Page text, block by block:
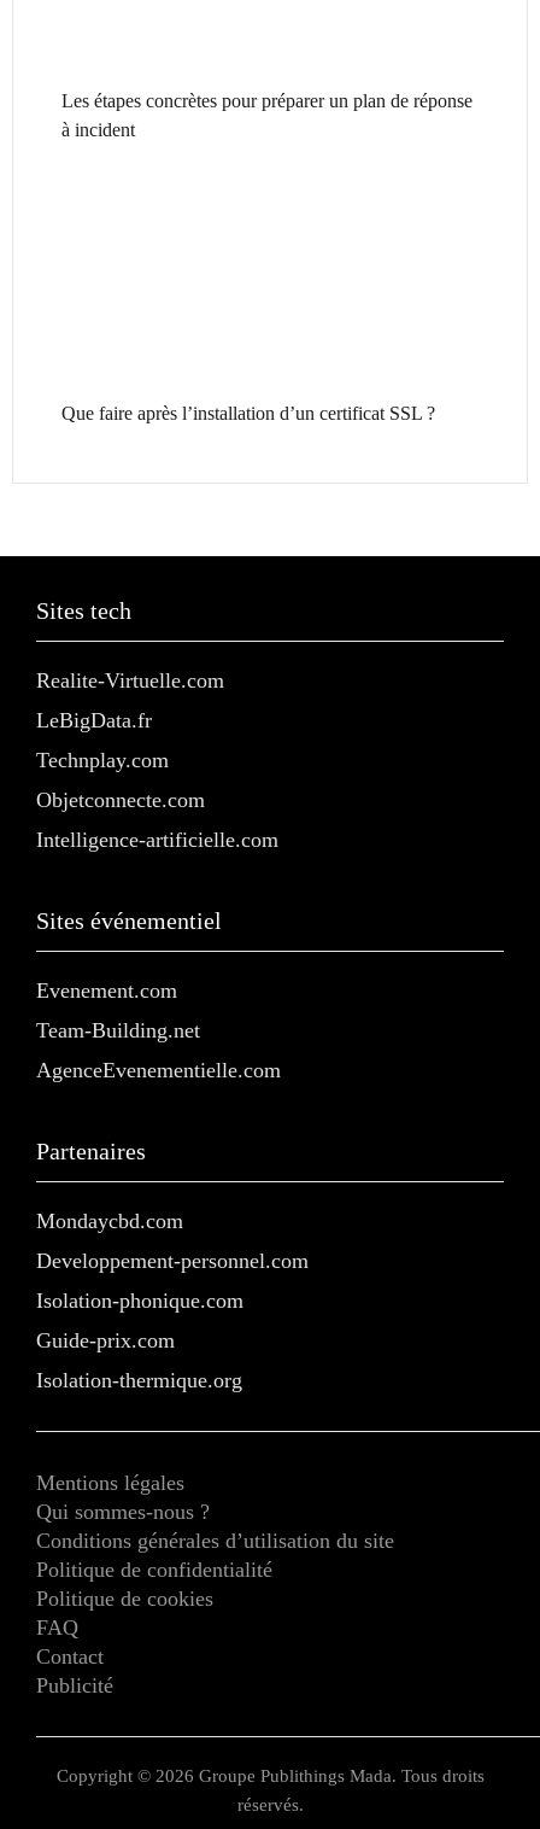
Les étapes concrètes pour préparer un plan de réponse
à incident
Que faire après l’installation d’un certificat SSL ?
Sites tech
Realite-Virtuelle.com
LeBigData.fr
Technplay.com
Objetconnecte.com
Intelligence-artificielle.com
Sites événementiel
Evenement.com
Team-Building.net
AgenceEvenementielle.com
Partenaires
Mondaycbd.com
Developpement-personnel.com
Isolation-phonique.com
Guide-prix.com
Isolation-thermique.org
Mentions légales
Qui sommes-nous ?
Conditions générales d’utilisation du site
Politique de confidentialité
Politique de cookies
FAQ
Contact
Publicité
Copyright © 2026 Groupe Publithings Mada. Tous droits
réservés.